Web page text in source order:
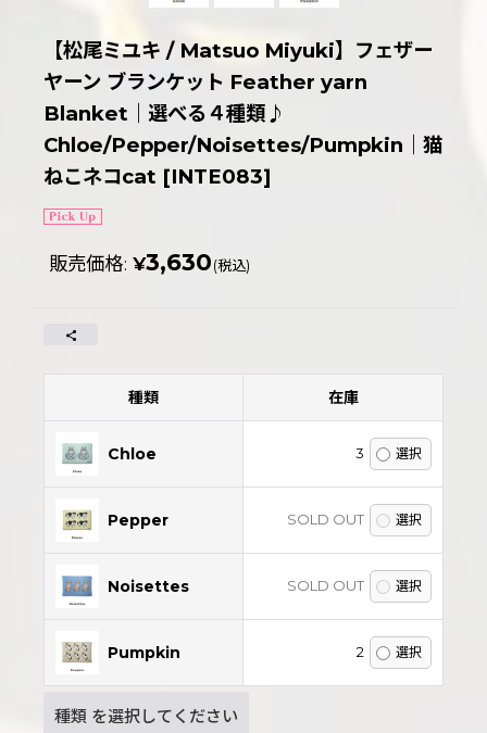
【松尾ミユキ / Matsuo Miyuki】フェザー
ヤーン ブランケット Feather yarn
Blanket｜選べる４種類♪
Chloe/Pepper/Noisettes/Pumpkin｜猫
ねこネコcat [INTE083]
販売価格: ¥3,630(税込)
種類 在庫
Chloe 3
Pepper SOLD OUT
Noisettes SOLD OUT
Pumpkin 2
種類 を選択してください